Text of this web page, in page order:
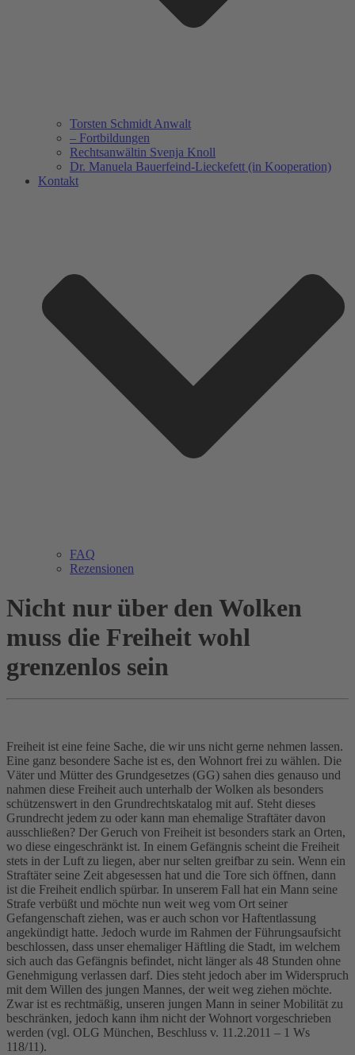
Torsten Schmidt Anwalt
– Fortbildungen
Rechtsanwältin Svenja Knoll
Dr. Manuela Bauerfeind-Lieckefett (in Kooperation)
Kontakt
FAQ
Rezensionen
Nicht nur über den Wolken
muss die Freiheit wohl
grenzenlos sein
Freiheit ist eine feine Sache, die wir uns nicht gerne nehmen lassen.
Eine ganz besondere Sache ist es, den Wohnort frei zu wählen. Die
Väter und Mütter des Grundgesetzes (GG) sahen dies genauso und
nahmen diese Freiheit auch unterhalb der Wolken als besonders
schützenswert in den Grundrechtskatalog mit auf. Steht dieses
Grundrecht jedem zu oder kann man ehemalige Straftäter davon
ausschließen? Der Geruch von Freiheit ist besonders stark an Orten,
wo diese eingeschränkt ist. In einem Gefängnis scheint die Freiheit
stets in der Luft zu liegen, aber nur selten greifbar zu sein. Wenn ein
Straftäter seine Zeit abgesessen hat und die Tore sich öffnen, dann
ist die Freiheit endlich spürbar. In unserem Fall hat ein Mann seine
Strafe verbüßt und möchte nun weit weg vom Ort seiner
Gefangenschaft ziehen, was er auch schon vor Haftentlassung
angekündigt hatte. Jedoch wurde im Rahmen der Führungsaufsicht
beschlossen, dass unser ehemaliger Häftling die Stadt, im welchem
sich auch das Gefängnis befindet, nicht länger als 48 Stunden ohne
Genehmigung verlassen darf. Dies steht jedoch aber im Widerspruch
mit dem Willen des jungen Mannes, der weit weg ziehen möchte.
Zwar ist es rechtmäßig, unseren jungen Mann in seiner Mobilität zu
beschränken, jedoch kann ihm nicht der Wohnort vorgeschrieben
werden (vgl. OLG München, Beschluss v. 11.2.2011 – 1 Ws
118/11).